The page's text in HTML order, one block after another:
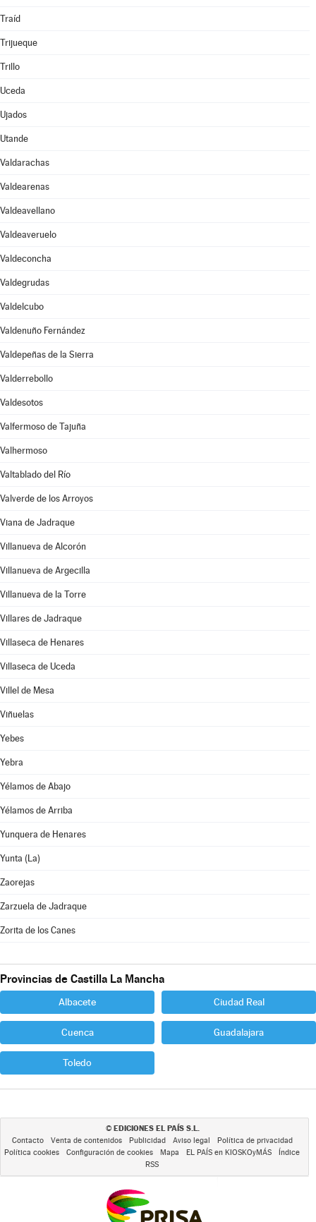
Traíd
Trijueque
Trillo
Uceda
Ujados
Utande
Valdarachas
Valdearenas
Valdeavellano
Valdeaveruelo
Valdeconcha
Valdegrudas
Valdelcubo
Valdenuño Fernández
Valdepeñas de la Sierra
Valderrebollo
Valdesotos
Valfermoso de Tajuña
Valhermoso
Valtablado del Río
Valverde de los Arroyos
Viana de Jadraque
Villanueva de Alcorón
Villanueva de Argecilla
Villanueva de la Torre
Villares de Jadraque
Villaseca de Henares
Villaseca de Uceda
Villel de Mesa
Viñuelas
Yebes
Yebra
Yélamos de Abajo
Yélamos de Arriba
Yunquera de Henares
Yunta (La)
Zaorejas
Zarzuela de Jadraque
Zorita de los Canes
Provincias de Castilla La Mancha
Albacete Ciudad Real
Cuenca Guadalajara
Toledo
© EDICIONES EL PAÍS S.L.
Contacto Venta de contenidos Publicidad Aviso legal
Política de privacidad
Política cookies
Configuración de cookies Mapa EL PAÍS en KIOSKOyMÁS
Índice
RSS